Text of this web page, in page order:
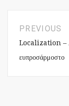
PREVIOUS
Localization –
ευπροσάρμοστο